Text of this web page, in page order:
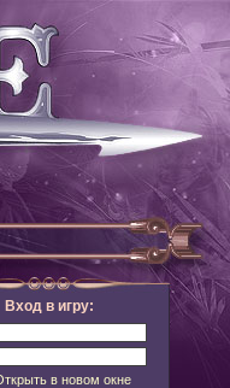
Вход в игру:
в новом окне